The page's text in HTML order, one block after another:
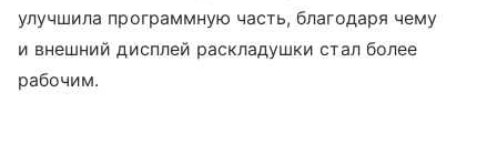
улучшила программную часть, благодаря чему
и внешний дисплей раскладушки стал более
рабочим.